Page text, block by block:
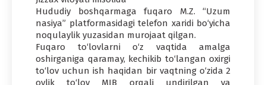
Hududiy boshqarmaga fuqaro M.Z. “Uzum
nasiya” platformasidagi telefon xaridi bo‘yicha
noqulaylik yuzasidan murojaat qilgan.
Fuqaro to‘lovlarni o‘z vaqtida amalga
oshirganiga qaramay, kechikib to‘langan oxirgi
to‘lov uchun ish haqidan bir vaqtning o‘zida 2
oylik to‘lov MIB orqali undirilgan va